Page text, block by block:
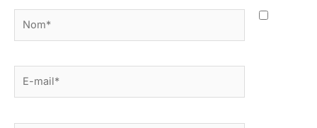
mail*